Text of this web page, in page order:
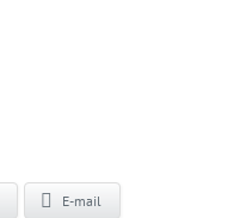
E-mail